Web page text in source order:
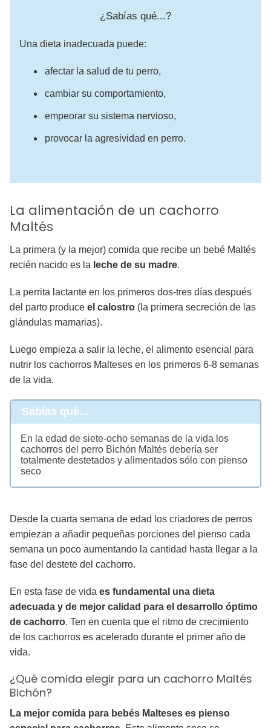
¿Sabías qué...?
Una dieta inadecuada puede:
afectar la salud de tu perro,
cambiar su comportamiento,
empeorar su sistema nervioso,
provocar la agresividad en perro.
La alimentación de un cachorro
Maltés
La primera (y la mejor) comida que recibe un bebé Maltés
recién nacido es la leche de su madre.
La perrita lactante en los primeros dos-tres días después
del parto produce el calostro (la primera secreción de las
glándulas mamarias).
Luego empieza a salir la leche, el alimento esencial para
nutrir los cachorros Malteses en los primeros 6-8 semanas
de la vida.
Sabías qué...
En la edad de siete-ocho semanas de la vida los
cachorros del perro Bichón Maltés debería ser
totalmente destetados y alimentados sólo con pienso
seco
Desde la cuarta semana de edad los criadores de perros
empiezan a añadir pequeñas porciones del pienso cada
semana un poco aumentando la cantidad hasta llegar a la
fase del destete del cachorro.
En esta fase de vida es fundamental una dieta
adecuada y de mejor calidad para el desarrollo óptimo
de cachorro. Ten en cuenta que el ritmo de crecimiento
de los cachorros es acelerado durante el primer año de
vida.
¿Qué comida elegir para un cachorro Maltés
Bichón?
La mejor comida para bebés Malteses es pienso